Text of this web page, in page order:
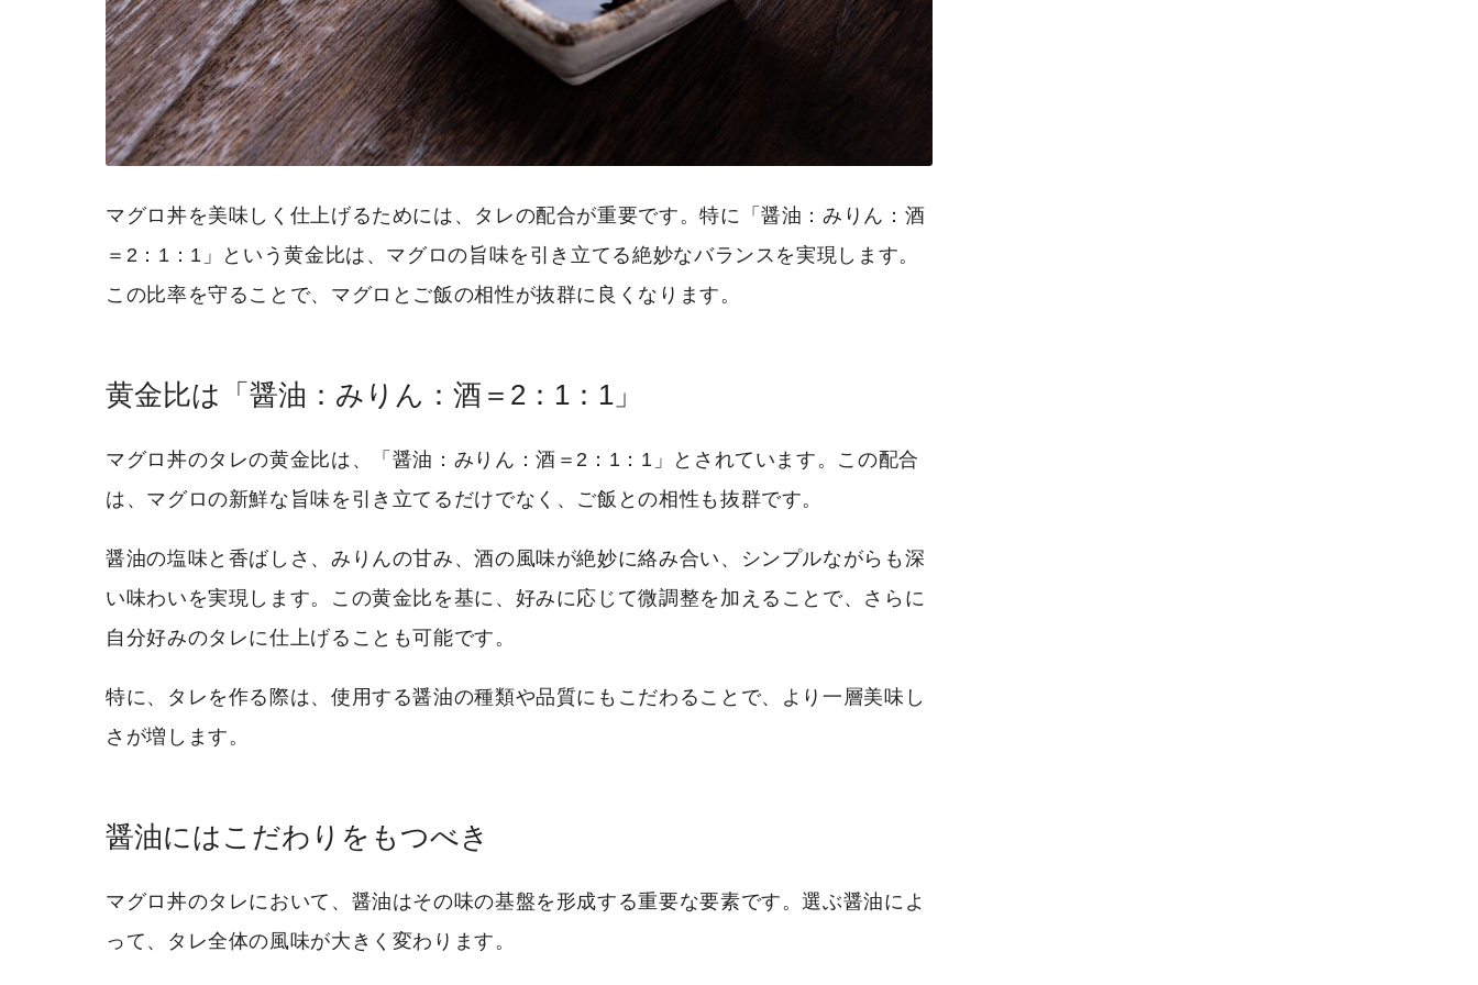
マグロ丼を美味しく仕上げるためには、タレの配合が重要です。特に「醤油：みりん：酒
＝2：1：1」という黄金比は、マグロの旨味を引き立てる絶妙なバランスを実現します。
この比率を守ることで、マグロとご飯の相性が抜群に良くなります。
黄金比は「醤油：みりん：酒＝2：1：1」
マグロ丼のタレの黄金比は、「醤油：みりん：酒＝2：1：1」とされています。この配合
は、マグロの新鮮な旨味を引き立てるだけでなく、ご飯との相性も抜群です。
醤油の塩味と香ばしさ、みりんの甘み、酒の風味が絶妙に絡み合い、シンプルながらも深
い味わいを実現します。この黄金比を基に、好みに応じて微調整を加えることで、さらに
自分好みのタレに仕上げることも可能です。
特に、タレを作る際は、使用する醤油の種類や品質にもこだわることで、より一層美味し
さが増します。
醤油にはこだわりをもつべき
マグロ丼のタレにおいて、醤油はその味の基盤を形成する重要な要素です。選ぶ醤油によ
って、タレ全体の風味が大きく変わります。